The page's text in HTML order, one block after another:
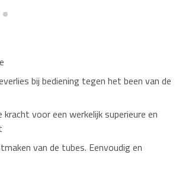
bij bediening tegen het been van de
voor een werkelijk superieure en
van de tubes. Eenvoudig en